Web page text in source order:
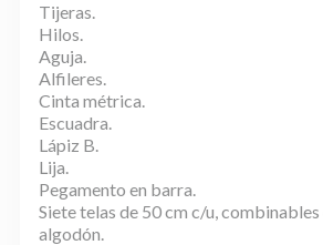
Tijeras.
Hilos.
Aguja.
Alfileres.
Cinta métrica.
Escuadra.
Lápiz B.
Lija.
Pegamento en barra.
Siete telas de 50 cm c/u,
algodón.